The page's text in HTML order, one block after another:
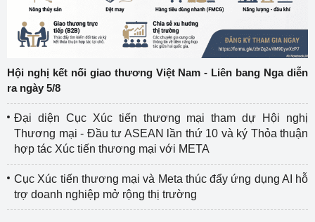
Hội nghị kết nối giao thương Việt Nam - Liên bang Nga diễn
ra ngày 5/8
Đại diện Cục Xúc tiến thương mại tham dự Hội nghị
Thương mại - Đầu tư ASEAN lần thứ 10 và ký Thỏa thuận
hợp tác Xúc tiến thương mại với META
Cục Xúc tiến thương mại và Meta thúc đẩy ứng dụng AI hỗ
trợ doanh nghiệp mở rộng thị trường